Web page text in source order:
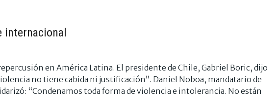
internacional
en América Latina. El presidente de Chile, Gabriel Boric, dijo
no tiene cabida ni justificación”. Daniel Noboa, mandatario de
“Condenamos toda forma de violencia e intolerancia. No están